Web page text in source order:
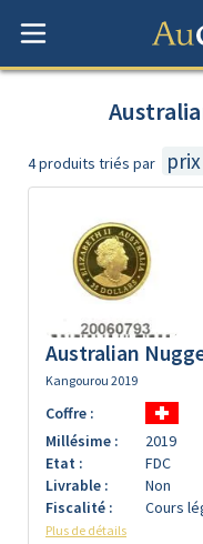
4 produits triés par
Australian
Kangourou 2019
Coffre :
Millésime :
2019
Etat :
FDC
Livrable :
Non
Fiscalité :
Cours
Plus de détails